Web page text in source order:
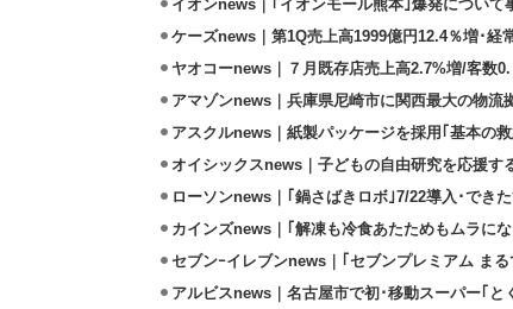
イオンnews｜｢イオンモール熊本｣爆発について
ケーズnews｜第1Q売上高1999億円12.4％増･経
ヤオコーnews｜７月既存店売上高2.7%増/客数
アマゾンnews｜兵庫県尼崎市に関西最大の物流
アスクルnews｜紙製パッケージを採用｢基本の
オイシックスnews｜子どもの自由研究を応援す
ローソンnews｜｢鍋さばきロボ｣7/22導入･でき
カインズnews｜｢解凍も冷食あたためもムラに
セブンｰイレブンnews｜｢セブンプレミアム ま
アルビスnews｜名古屋市で初･移動スーパー｢と